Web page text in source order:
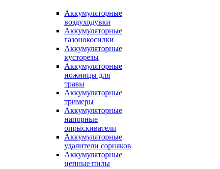
Аккумуляторные
воздуходувки
Аккумуляторные
газонокосилки
Аккумуляторные
кусторезы
Аккумуляторные
ножницы для
травы
Аккумуляторные
тримеры
Аккумуляторные
напорные
опрыскиватели
Аккумуляторные
удалители сорняков
Аккумуляторные
цепные пилы